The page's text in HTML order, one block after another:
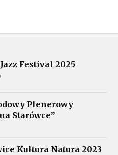
Festival 2025
Plenerowy
Starówce”
Kultura Natura 2023